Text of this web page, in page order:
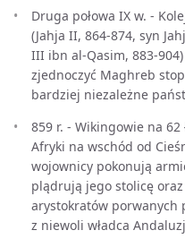
Druga połowa IX w. -
(Jahja II, 864-874, syn
III ibn al-Qasim, 883-
zjednoczyć Maghreb
bardziej niezależne
859 r. - Wikingowie na
Afryki na wschód od
wojownicy pokonują
plądrują jego stolicę
arystokratów porwanych
z niewoli władca